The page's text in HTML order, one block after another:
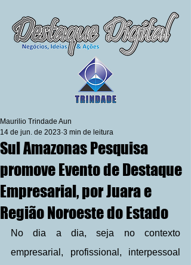
Sul Amazonas Pesquisa
promove Evento de Destaque
Empresarial, por Juara e
Região Noroeste do Estado
Maurilio Trindade Aun
14 de jun. de 2023 3 min de leitura
No dia a dia, seja no contexto
empresarial, profissional, interpessoal